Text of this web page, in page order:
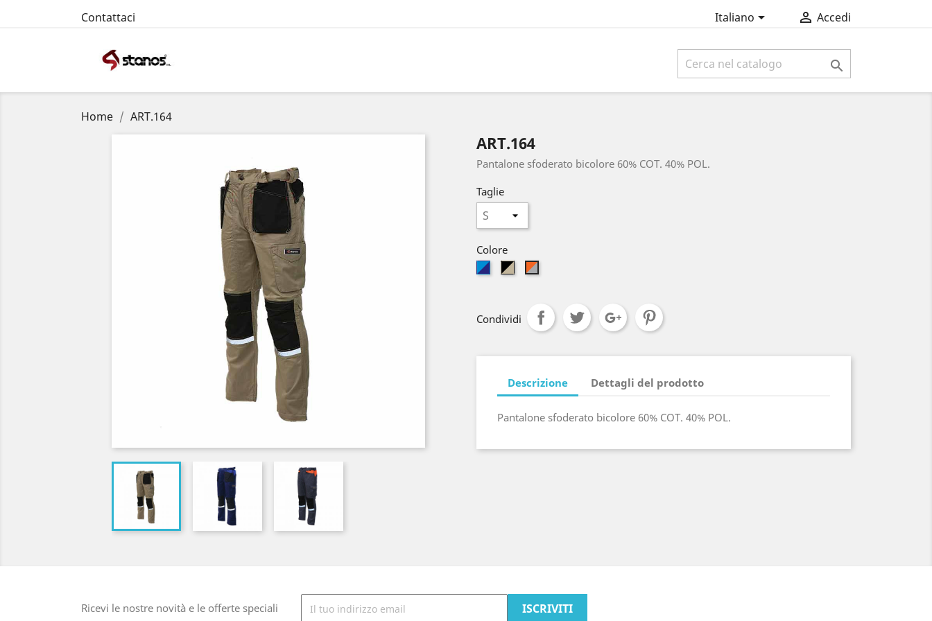
Contattaci Italiano  Accedi

Home ART.164
ART.164
Pantalone sfoderato bicolore 60% COT. 40% POL.
Taglie
Colore
beige-
Condividi
Descrizione Dettagli del prodotto
Pantalone sfoderato bicolore 60% COT. 40% POL.
Ricevi le nostre novità e le offerte speciali